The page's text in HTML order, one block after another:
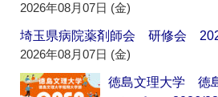
2026年08月07日 (金)
埼玉県病院薬剤師会 研修会
2026年08月07日 (金)
徳島文理大学 徳